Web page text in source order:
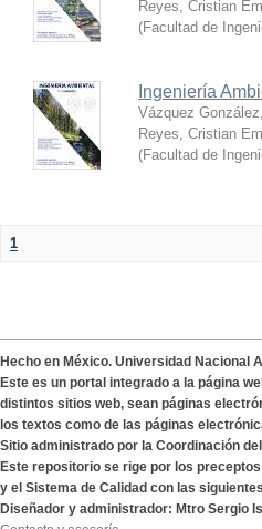
Reyes, Cristian
(Facultad de
Ingeniería
Vázquez
Reyes, Cristian
(Facultad de
1
Hecho en México. Universidad Nacional
Este es un portal integrado a la página
distintos sitios web, sean páginas
los textos como de las páginas
Sitio administrado por la Coordinación
Este repositorio se rige por los
y el Sistema de Calidad con las
Diseñador y administrador: Mtro Sergio